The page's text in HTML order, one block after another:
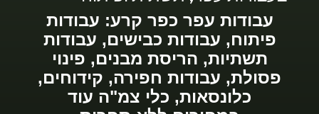
עבודות עפר כפר קרע: עבודות
פיתוח, עבודות כבישים, עבודות
תשתיות, הריסת מבנים, פינוי
פסולת, עבודות חפירה, קידוחים,
כלונסאות, כלי צמ"ה עוד